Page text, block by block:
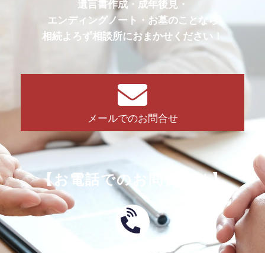
遺言書作成・成年後見・
エンディングノート・お墓のことなら
相続よろず相談所におまかせください！
メールでのお問合せ
【お電話でのお問合せは】